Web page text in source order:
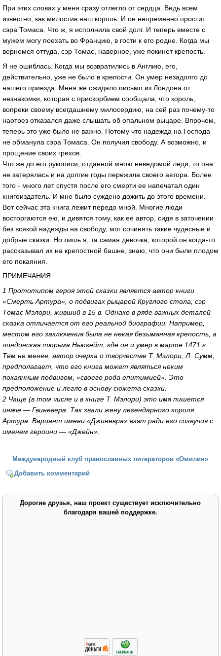
При этих словах у меня сразу отлегло от сердца. Ведь всем
известно, как милостив наш король. И он непременно простит
сэра Томаса. Что ж, я исполнила свой долг. И теперь вместе с
мужем могу поехать во Францию, в гости к его родне. Когда мы
вернемся оттуда, сэр Томас, наверное, уже покинет крепость.
Я не ошиблась. Когда мы возвратились в Англию, его,
действительно, уже не было в крепости. Он умер незадолго до
нашего приезда. Меня же ожидало письмо из Лондона от
незнакомки, которая с прискорбием сообщала, что король,
вопреки своему всегдашнему милосердию, на сей раз почему-то
наотрез отказался даже слышать об опальном рыцаре. Впрочем,
теперь это уже было не важно. Потому что надежда на Господа
не обманула сэра Томаса. Он получил свободу. А возможно, и
прощение своих грехов.
Что же до его рукописи, отданной мною неведомой леди, то она
не затерялась и на долгие годы пережила своего автора. Более
того - много лет спустя после его смерти ее напечатал один
книгоиздатель. И мне было суждено дожить до этого времени.
Вот сейчас эта книга лежит передо мной. Многие люди
восторгаются ею, и дивятся тому, как ее автор, сидя в заточении
без всякой надежды на свободу, мог сочинять такие чудесные и
добрые сказки. Но лишь я, та самая девочка, которой он когда-то
рассказывал их на крепостной башне, знаю, что они были плодом
его покаяния.
ПРИМЕЧАНИЯ
1 Прототипом героя этой сказки является автор книги
«Смерть Артура», о подвигах рыцарей Круглого стола, сэр
Томас Мэлори, живший в 15 в. Однако в ряде важных деталей
сказка отличается от его реальной биографии. Например,
местом его заключения была не некая безымянная крепость, а
лондонская тюрьма Ньюгейт, где он и умер в марте 1471 г.
Тем не менее, автор очерка о творчестве Т. Мэлори, Л. Сумм,
предполагает, что его книга может являться неким
покаянным подвигом, «своего рода епитимией». Это
предположение и легло в основу сюжета сказки.
2 Чаще (в том числе и в книге Т. Мэлори) это имя пишется
иначе — Гвиневера. Так звали жену легендарного короля
Артура. Вариант имени «Джиневра» взят ради его созвучия с
именем героини — «Джейн».
Международный клуб православных литераторов «Омилия»
Добавить комментарий
Дорогие друзья, наш проект существует исключительно
благодаря вашей поддержке.